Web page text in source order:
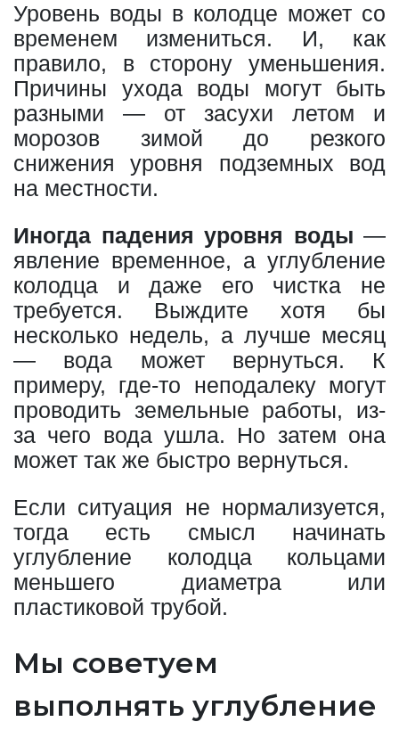
Уровень воды в колодце может со
временем измениться. И, как
правило, в сторону уменьшения.
Причины ухода воды могут быть
разными — от засухи летом и
морозов зимой до резкого
снижения уровня подземных вод
на местности.
Иногда падения уровня воды —
явление временное, а углубление
колодца и даже его чистка не
требуется. Выждите хотя бы
несколько недель, а лучше месяц
— вода может вернуться. К
примеру, где-то неподалеку могут
проводить земельные работы, из-
за чего вода ушла. Но затем она
может так же быстро вернуться.
Если ситуация не нормализуется,
тогда есть смысл начинать
углубление колодца кольцами
меньшего диаметра или
пластиковой трубой.
Мы советуем
выполнять углубление